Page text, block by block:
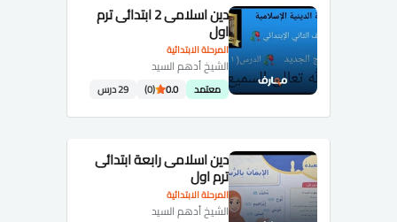
المرحلة الابتدائية
دين اسلامى 2 ابتدائى ترم
اول
الشيخ أدهم السيد
معتمد 0.0
(0) 29 درس
المرحلة الابتدائية
دين اسلامى رابعة ابتدائى
ترم اول
الشيخ أدهم السيد